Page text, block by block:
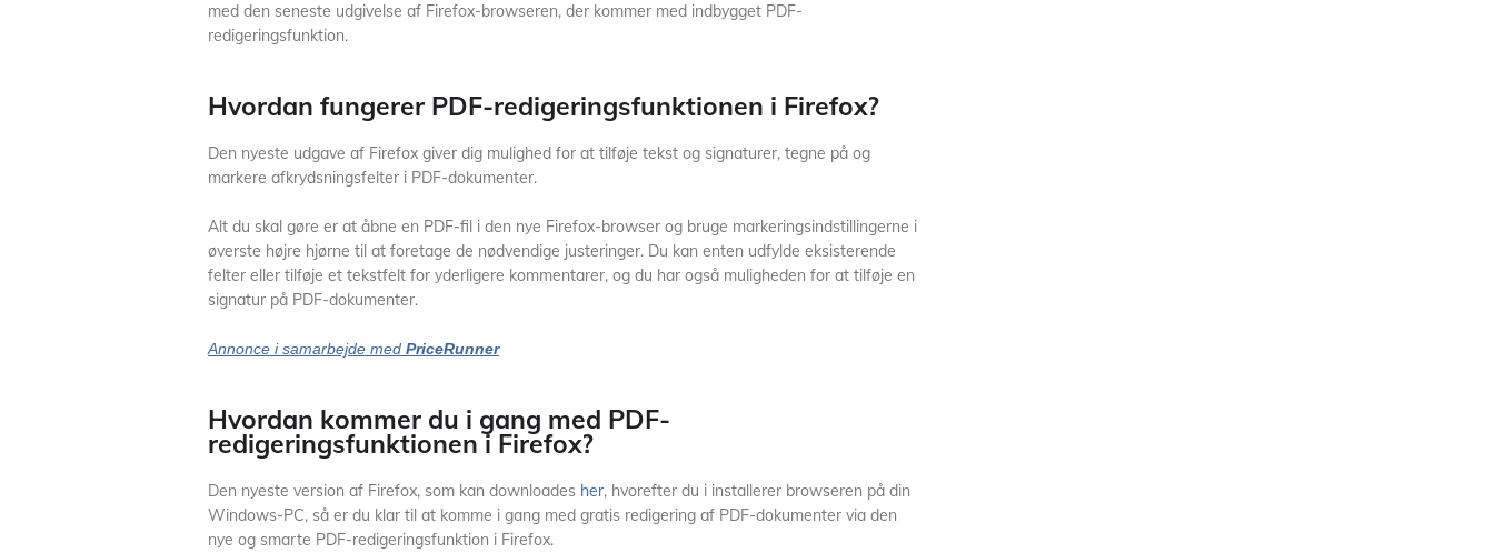
med den seneste udgivelse af Firefox-browseren, der kommer med indbygget PDF-
redigeringsfunktion.
Hvordan fungerer PDF-redigeringsfunktionen i Firefox?
Den nyeste udgave af Firefox giver dig mulighed for at tilføje tekst og signaturer, tegne på og
markere afkrydsningsfelter i PDF-dokumenter.
Alt du skal gøre er at åbne en PDF-fil i den nye Firefox-browser og bruge markeringsindstillingerne i
øverste højre hjørne til at foretage de nødvendige justeringer. Du kan enten udfylde eksisterende
felter eller tilføje et tekstfelt for yderligere kommentarer, og du har også muligheden for at tilføje en
signatur på PDF-dokumenter.
Annonce i samarbejde med PriceRunner
Hvordan kommer du i gang med PDF-
redigeringsfunktionen i Firefox?
Den nyeste version af Firefox, som kan downloades her, hvorefter du i installerer browseren på din
Windows-PC, så er du klar til at komme i gang med gratis redigering af PDF-dokumenter via den
nye og smarte PDF-redigeringsfunktion i Firefox.